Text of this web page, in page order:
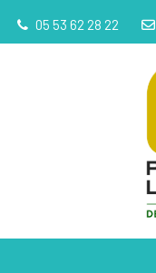
05 53 62 28 22